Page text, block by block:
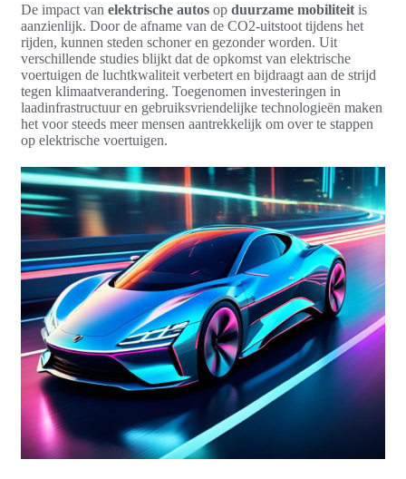
De impact van elektrische autos op duurzame mobiliteit is
aanzienlijk. Door de afname van de CO2-uitstoot tijdens het
rijden, kunnen steden schoner en gezonder worden. Uit
verschillende studies blijkt dat de opkomst van elektrische
voertuigen de luchtkwaliteit verbetert en bijdraagt aan de strijd
tegen klimaatverandering. Toegenomen investeringen in
laadinfrastructuur en gebruiksvriendelijke technologieën maken
het voor steeds meer mensen aantrekkelijk om over te stappen
op elektrische voertuigen.